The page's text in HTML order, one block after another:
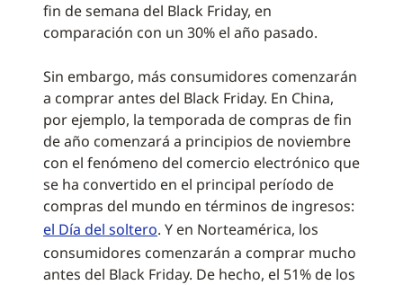
fin de semana del Black Friday, en
comparación con un 30% el año pasado.
Sin embargo, más consumidores comenzarán
a comprar antes del Black Friday. En China,
por ejemplo, la temporada de compras de fin
de año comenzará a principios de noviembre
con el fenómeno del comercio electrónico que
se ha convertido en el principal período de
compras del mundo en términos de ingresos:
el Día del soltero. Y en Norteamérica, los
consumidores comenzarán a comprar mucho
antes del Black Friday. De hecho, el 51% de los